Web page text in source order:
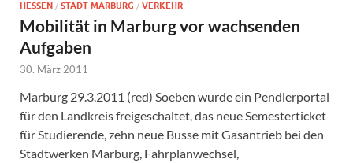
HESSEN / STADT MARBURG / VERKEHR
Mobilität in Marburg vor wachsenden
Aufgaben
30. März 2011
Marburg 29.3.2011 (red) Soeben wurde ein Pendlerportal
für den Landkreis freigeschaltet, das neue Semesterticket
für Studierende, zehn neue Busse mit Gasantrieb bei den
Stadtwerken Marburg, Fahrplanwechsel,